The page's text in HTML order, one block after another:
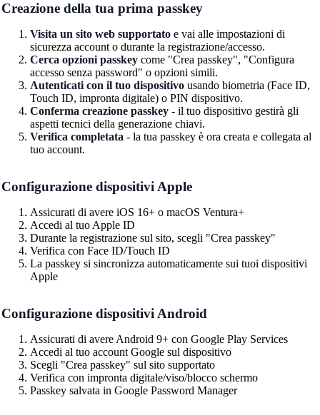
Creazione della tua prima passkey
Visita un sito web supportatoe vai alle impostazioni di
sicurezza account o durante la registrazione/accesso.
Cerca opzioni passkeycome "Crea passkey", "Configura
accesso senza password" o opzioni simili.
Autenticati con il tuo dispositivousando biometria (Face ID,
Touch ID, impronta digitale) o PIN dispositivo.
Conferma creazione passkey- il tuo dispositivo gestirà gli
aspetti tecnici della generazione chiavi.
Verifica completata - la tua passkey è ora creata e collegata al
tuo account.
Configurazione dispositivi Apple
Assicurati di avere iOS 16+ o macOS Ventura+
Accedi al tuo Apple ID
Durante la registrazione sul sito, scegli "Crea passkey"
Verifica con Face ID/Touch ID
La passkey si sincronizza automaticamente sui tuoi dispositivi
Apple
Configurazione dispositivi Android
Assicurati di avere Android 9+ con Google Play Services
Accedi al tuo account Google sul dispositivo
Scegli "Crea passkey" sul sito supportato
Verifica con impronta digitale/viso/blocco schermo
Passkey salvata in Google Password Manager